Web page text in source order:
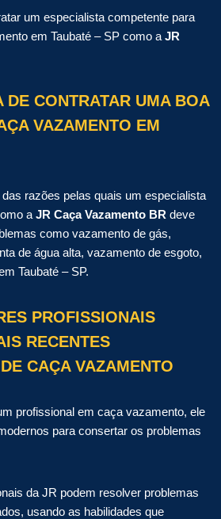
um especialista competente para
em Taubaté – SP como a JR
DE CONTRATAR UMA BOA
VAZAMENTO EM
razões pelas quais um especialista
a JR Caça Vazamento BR deve
como vazamento de gás,
de água alta, vazamento de esgoto,
Taubaté – SP.
PROFISSIONAIS
RECENTES
CAÇA VAZAMENTO
profissional em caça vazamento, ele
para consertar os problemas
da JR podem resolver problemas
usando as habilidades que